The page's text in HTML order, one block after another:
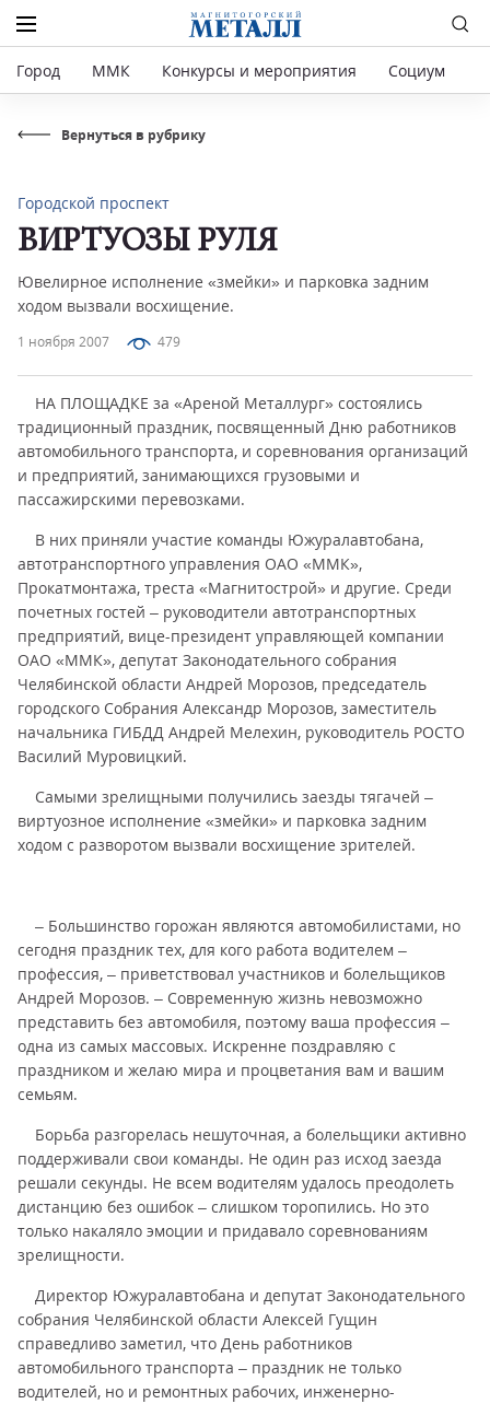
Город ММК Конкурсы и мероприятия Социум
Вернуться в рубрику
1 ноября 2007 479
Городской проспект
ВИРТУОЗЫ РУЛЯ
Ювелирное исполнение «змейки» и парковка задним
ходом вызвали восхищение.
НА ПЛОЩАДКЕ за «Ареной Металлург» состоялись
традиционный праздник, посвященный Дню работников
автомобильного транспорта, и соревнования организаций
и предприятий, занимающихся грузовыми и
пассажирскими перевозками.
В них приняли участие команды Южуралавтобана,
автотранспортного управления ОАО «ММК»,
Прокатмонтажа, треста «Магнитострой» и другие. Среди
почетных гостей – руководители автотранспортных
предприятий, вице-президент управляющей компании
ОАО «ММК», депутат Законодательного собрания
Челябинской области Андрей Морозов, председатель
городского Собрания Александр Морозов, заместитель
начальника ГИБДД Андрей Мелехин, руководитель РОСТО
Василий Муровицкий.
Самыми зрелищными получились заезды тягачей –
виртуозное исполнение «змейки» и парковка задним
ходом с разворотом вызвали восхищение зрителей.
– Большинство горожан являются автомобилистами, но
сегодня праздник тех, для кого работа водителем –
профессия, – приветствовал участников и болельщиков
Андрей Морозов. – Современную жизнь невозможно
представить без автомобиля, поэтому ваша профессия –
одна из самых массовых. Искренне поздравляю с
праздником и желаю мира и процветания вам и вашим
семьям.
Борьба разгорелась нешуточная, а болельщики активно
поддерживали свои команды. Не один раз исход заезда
решали секунды. Не всем водителям удалось преодолеть
дистанцию без ошибок – слишком торопились. Но это
только накаляло эмоции и придавало соревнованиям
зрелищности.
Директор Южуралавтобана и депутат Законодательного
собрания Челябинской области Алексей Гущин
справедливо заметил, что День работников
автомобильного транспорта – праздник не только
водителей, но и ремонтных рабочих, инженерно-